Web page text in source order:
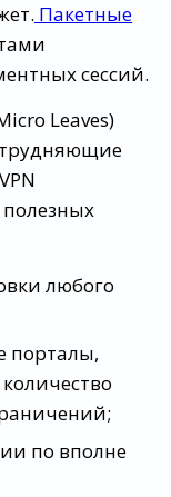
Пакетные
сессий.
Leaves)
любого
порталы,
по вполне